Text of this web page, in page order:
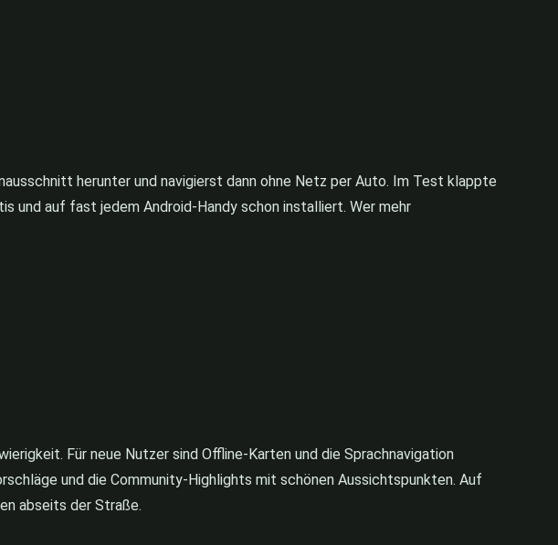
herunter und navigierst dann ohne Netz per Auto. Im Test klappte
und auf fast jedem Android-Handy schon installiert. Wer mehr
Für neue Nutzer sind Offline-Karten und die Sprachnavigation
und die Community-Highlights mit schönen Aussichtspunkten. Auf
abseits der Straße.